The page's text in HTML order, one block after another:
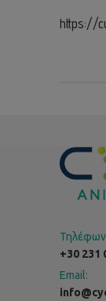
https://
+30 231
Email: